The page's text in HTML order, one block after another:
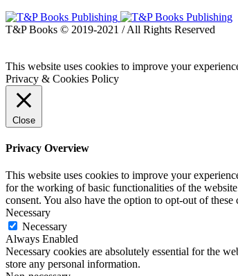
T&P Books © 2019-2021 / All Rights Reserved
This website uses cookies to improve your
Privacy & Cookies Policy
Close
Privacy Overview
This website uses cookies to improve your
for the working of basic functionalities of the
consent. You also have the option to opt-out of
Necessary
Necessary
Always Enabled
Necessary cookies are absolutely essential for the
store any personal information.